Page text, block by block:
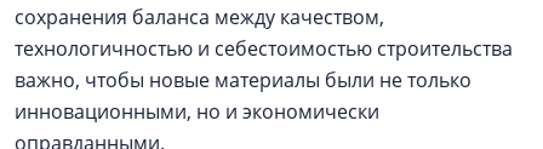
сохранения баланса между качеством,
технологичностью и себестоимостью строительства
важно, чтобы новые материалы были не только
инновационными, но и экономически
оправданными.